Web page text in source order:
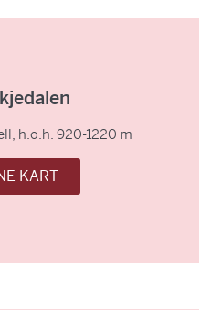
h.o.h. 920-1220 m
KART